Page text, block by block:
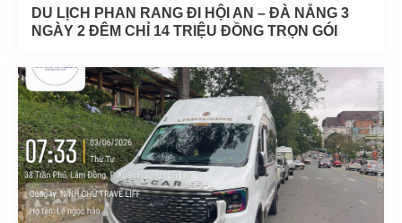
DU LỊCH PHAN RANG ĐI HỘI AN – ĐÀ NẴNG 3
NGÀY 2 ĐÊM CHỈ 14 TRIỆU ĐỒNG TRỌN GÓI